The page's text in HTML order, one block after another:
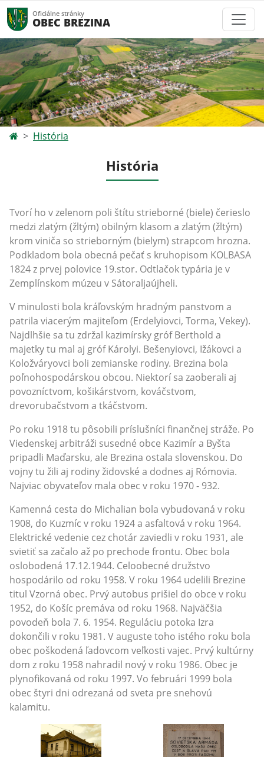
Oficiálne stránky
OBEC BREZINA
História
História
Tvorí ho v zelenom poli štítu strieborné (biele) čerieslo
medzi zlatým (žltým) obilným klasom a zlatým (žltým)
krom viniča so strieborným (bielym) strapcom hrozna.
Podkladom bola obecná pečať s kruhopisom KOLBASA
1824 z prvej polovice 19.stor. Odtlačok typária je v
Zemplínskom múzeu v Sátoraljaújheli.
V minulosti bola kráľovským hradným panstvom a
patrila viacerým majiteľom (Erdelyiovci, Torma, Vekey).
Najdlhšie sa tu zdržal kazimírsky gróf Berthold a
majetky tu mal aj gróf Károlyi. Bešenyiovci, Ižákovci a
Koložváryovci boli zemianske rodiny. Brezina bola
poľnohospodárskou obcou. Niektorí sa zaoberali aj
povozníctvom, košikárstvom, kováčstvom,
drevorubačstvom a tkáčstvom.
Po roku 1918 tu pôsobili príslušníci finančnej stráže. Po
Viedenskej arbitráži susedné obce Kazimír a Byšta
pripadli Maďarsku, ale Brezina ostala slovenskou. Do
vojny tu žili aj rodiny židovské a dodnes aj Rómovia.
Najviac obyvateľov mala obec v roku 1970 - 932.
Kamenná cesta do Michalian bola vybudovaná v roku
1908, do Kuzmíc v roku 1924 a asfaltová v roku 1964.
Elektrické vedenie cez chotár zaviedli v roku 1931, ale
svietiť sa začalo až po prechode frontu. Obec bola
oslobodená 17.12.1944. Celoobecné družstvo
hospodárilo od roku 1958. V roku 1964 udelili Brezine
titul Vzorná obec. Prvý autobus prišiel do obce v roku
1952, do Košíc premáva od roku 1968. Najväčšia
povodeň bola 7. 6. 1954. Reguláciu potoka Izra
dokončili v roku 1981. V auguste toho istého roku bola
obec poškodená ľadovcom veľkosti vajec. Prvý kultúrny
dom z roku 1958 nahradil nový v roku 1986. Obec je
plynofikovaná od roku 1997. Vo februári 1999 bola
obec štyri dni odrezaná od sveta pre snehovú
kalamitu.